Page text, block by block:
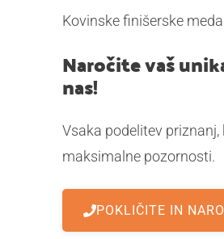
Kovinske finišerske
Naročite vaš
nas!
Vsaka podelitev priznanj,
maksimalne pozornosti.
POKLIČITE IN